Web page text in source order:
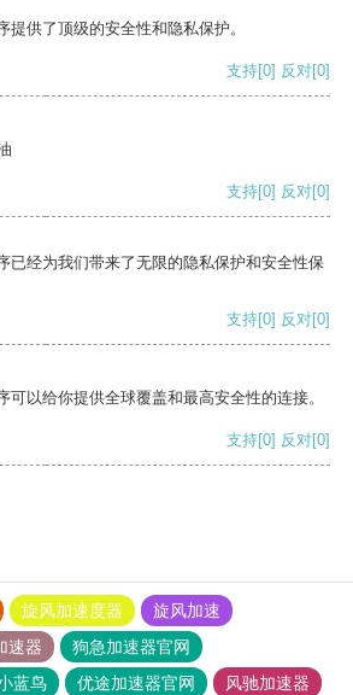
供了顶级的安全性和隐私保护。
支持[0] 反对[0]
支持[0] 反对[0]
已经为我们带来了无限的隐私保护和安全性保
支持[0] 反对[0]
可以给你提供全球覆盖和最高安全性的连接。
支持[0] 反对[0]
旋风加速度器
旋风加速
速器
狗急加速器官网
蓝鸟 优途加速器官网
风驰加速器